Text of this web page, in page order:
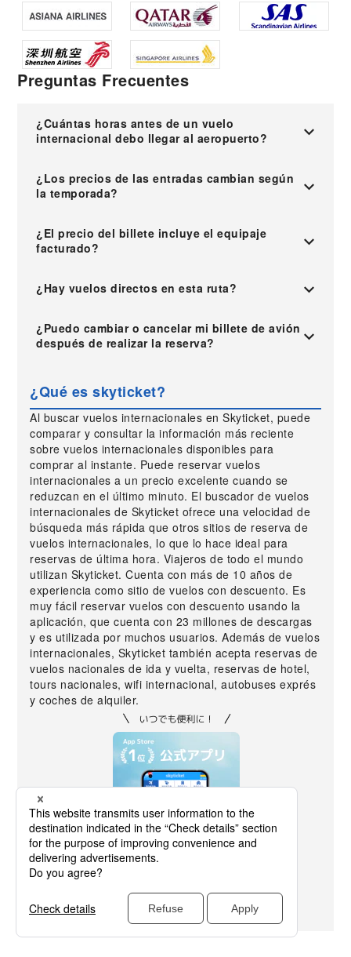
Preguntas Frecuentes
¿Cuántas horas antes de un vuelo
internacional debo llegar al aeropuerto?
¿Los precios de las entradas cambian según
la temporada?
¿El precio del billete incluye el equipaje
facturado?
¿Hay vuelos directos en esta ruta?
¿Puedo cambiar o cancelar mi billete de avión
después de realizar la reserva?
¿Qué es skyticket?
Al buscar vuelos internacionales en Skyticket, puede
comparar y consultar la información más reciente
sobre vuelos internacionales disponibles para
comprar al instante. Puede reservar vuelos
internacionales a un precio excelente cuando se
reduzcan en el último minuto. El buscador de vuelos
internacionales de Skyticket ofrece una velocidad de
búsqueda más rápida que otros sitios de reserva de
vuelos internacionales, lo que lo hace ideal para
reservas de última hora. Viajeros de todo el mundo
utilizan Skyticket. Cuenta con más de 10 años de
experiencia como sitio de vuelos con descuento. Es
muy fácil reservar vuelos con descuento usando la
aplicación, que cuenta con 23 millones de descargas
y es utilizada por muchos usuarios. Además de vuelos
internacionales, Skyticket también acepta reservas de
vuelos nacionales de ida y vuelta, reservas de hotel,
tours nacionales, wifi internacional, autobuses exprés
y coches de alquiler.